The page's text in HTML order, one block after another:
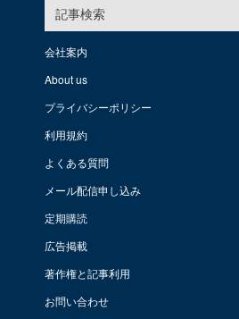
記事検索
会社案内
About us
プライバシーポリシー
利用規約
よくある質問
メール配信申し込み
定期購読
広告掲載
著作権と記事利用
お問い合わせ